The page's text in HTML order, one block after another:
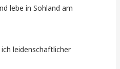
lebe in Sohland am
leidenschaftlicher